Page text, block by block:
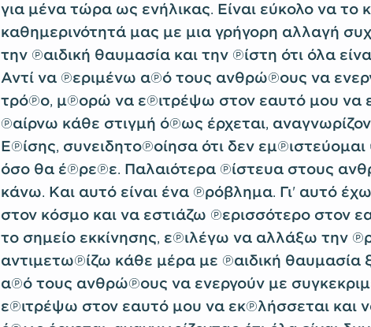
για μένα τώρα ως ενήλικας. Είναι εύκολο να
καθημερινότητά μας με μια γρήγορη αλλαγή
την παιδική θαυμασία και την πίστη ότι όλα
Αντί να περιμένω από τους ανθρώπους να
τρόπο, μπορώ να επιτρέψω στον εαυτό μου να
παίρνω κάθε στιγμή όπως έρχεται,
Επίσης, συνειδητοποίησα ότι δεν
όσο θα έπρεπε. Παλαιότερα πίστευα στους
κάνω. Και αυτό είναι ένα πρόβλημα. Γι' αυτό
στον κόσμο και να εστιάζω περισσότερο στον
το σημείο εκκίνησης, επιλέγω να αλλάξω την
αντιμετωπίζω κάθε μέρα με παιδική θαυμασία
από τους ανθρώπους να ενεργούν με
επιτρέψω στον εαυτό μου να εκπλήσσεται και